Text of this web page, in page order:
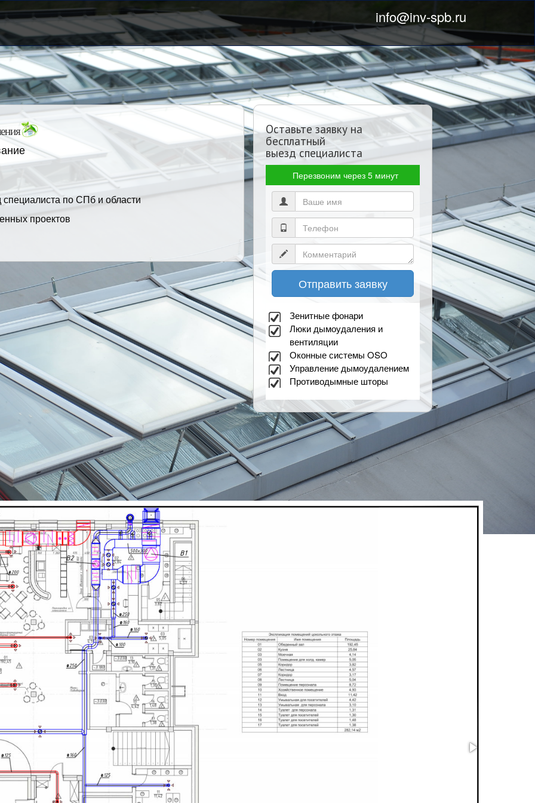
info@inv-spb.ru
по СПб и области
проектов
Оставьте заявку на
бесплатный
выезд специалиста
Перезвоним через 5 минут
Отправить заявку
Зенитные фонари
Люки дымоудаления и
вентиляции
Оконные системы OSO
Управление дымоудалением
Противодымные шторы
систем дымоудаления в Санкт-Петербурге
Наши объекты